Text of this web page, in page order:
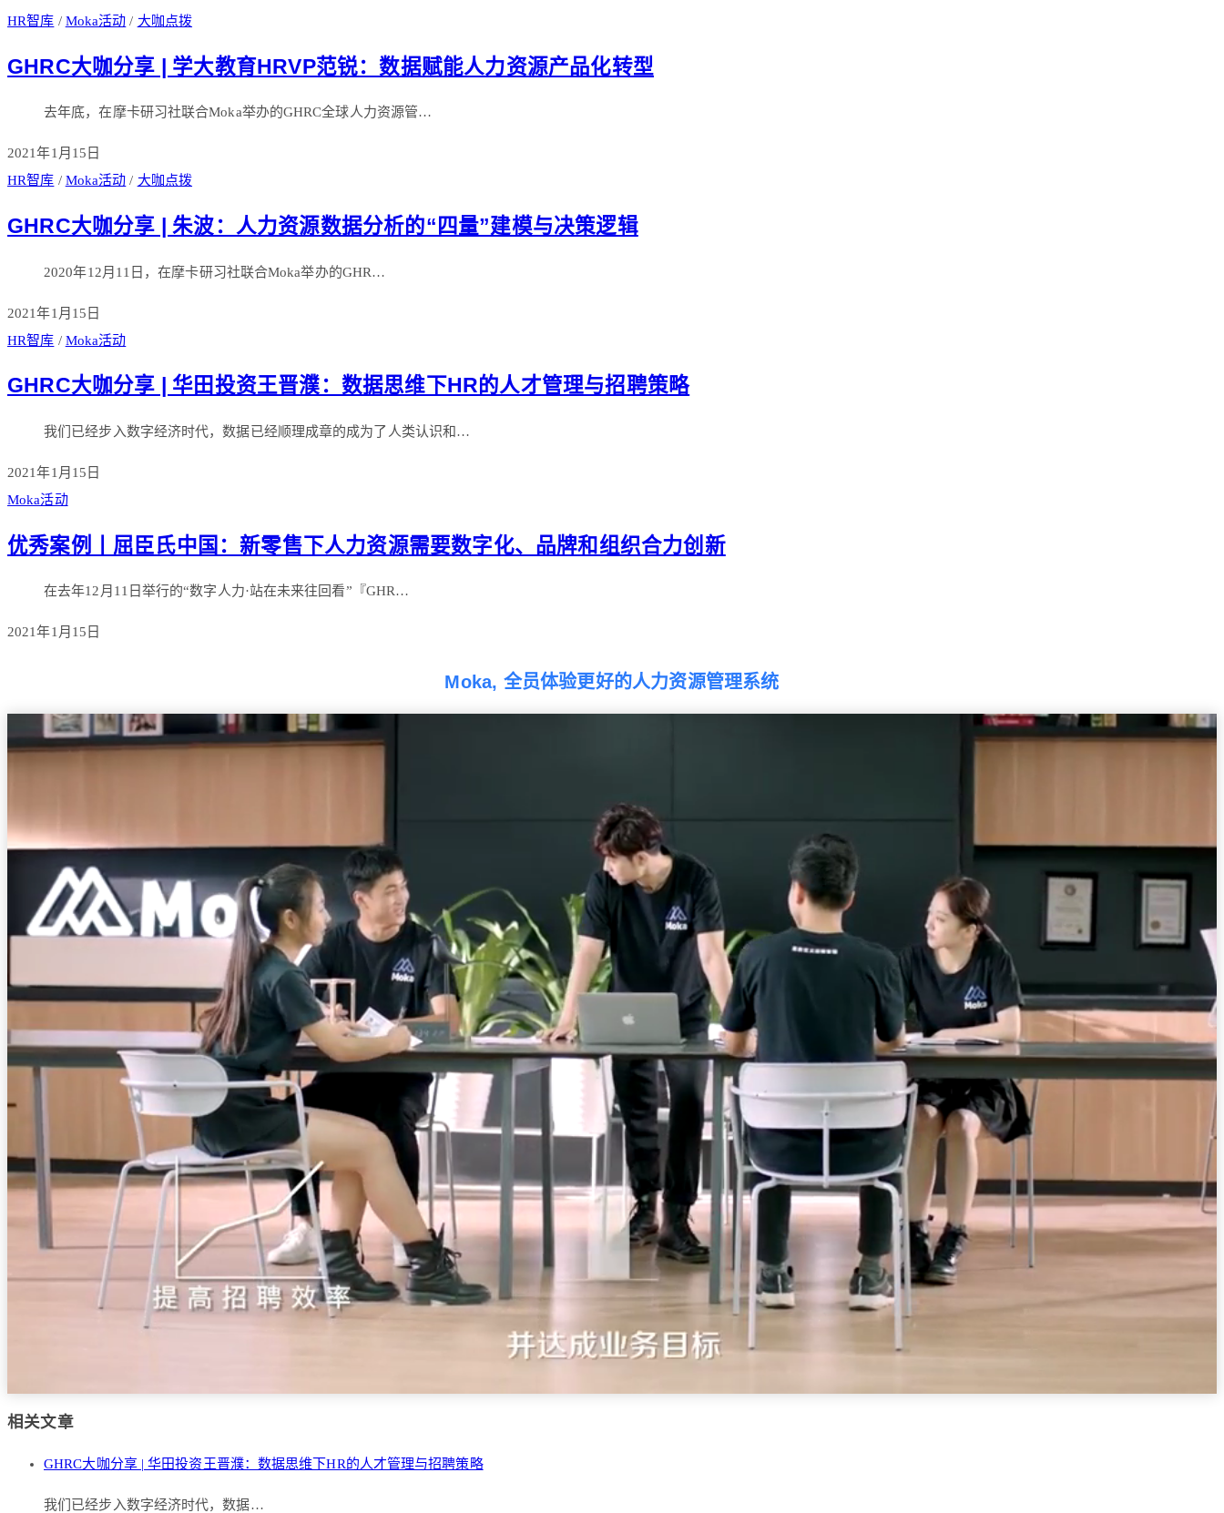
HR智库 / Moka活动 / 大咖点拨
GHRC大咖分享 | 学大教育HRVP范锐：数据赋能人力资源产品化转型
去年底，在摩卡研习社联合Moka举办的GHRC全球人力资源管…
2021年1月15日
HR智库 / Moka活动 / 大咖点拨
GHRC大咖分享 | 朱波：人力资源数据分析的“四量”建模与决策逻辑
2020年12月11日，在摩卡研习社联合Moka举办的GHR…
2021年1月15日
HR智库 / Moka活动
GHRC大咖分享 | 华田投资王晋濮：数据思维下HR的人才管理与招聘策略
我们已经步入数字经济时代，数据已经顺理成章的成为了人类认识和…
2021年1月15日
Moka活动
优秀案例丨屈臣氏中国：新零售下人力资源需要数字化、品牌和组织合力创新
在去年12月11日举行的“数字人力·站在未来往回看”『GHR…
2021年1月15日
Moka, 全员体验更好的人力资源管理系统
相关文章
GHRC大咖分享 | 华田投资王晋濮：数据思维下HR的人才管理与招聘策略
我们已经步入数字经济时代，数据…